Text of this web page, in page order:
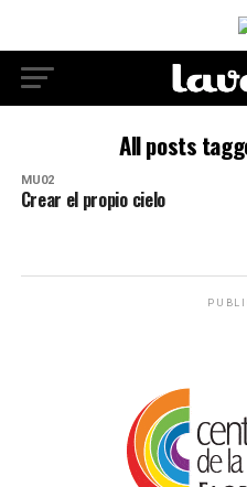
All posts
MU02
Crear el propio cielo